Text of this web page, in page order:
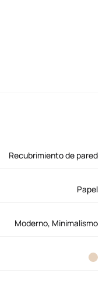
Recubrimiento de pared
Papel
Moderno, Minimalismo